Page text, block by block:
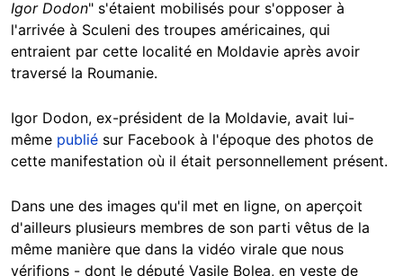
Igor Dodon" s'étaient mobilisés pour s'opposer à
l'arrivée à Sculeni des troupes américaines, qui
entraient par cette localité en Moldavie après avoir
traversé la Roumanie.
Igor Dodon, ex-président de la Moldavie, avait lui-
même publié sur Facebook à l'époque des photos de
cette manifestation où il était personnellement présent.
Dans une des images qu'il met en ligne, on aperçoit
d'ailleurs plusieurs membres de son parti vêtus de la
même manière que dans la vidéo virale que nous
vérifions - dont le député Vasile Bolea, en veste de